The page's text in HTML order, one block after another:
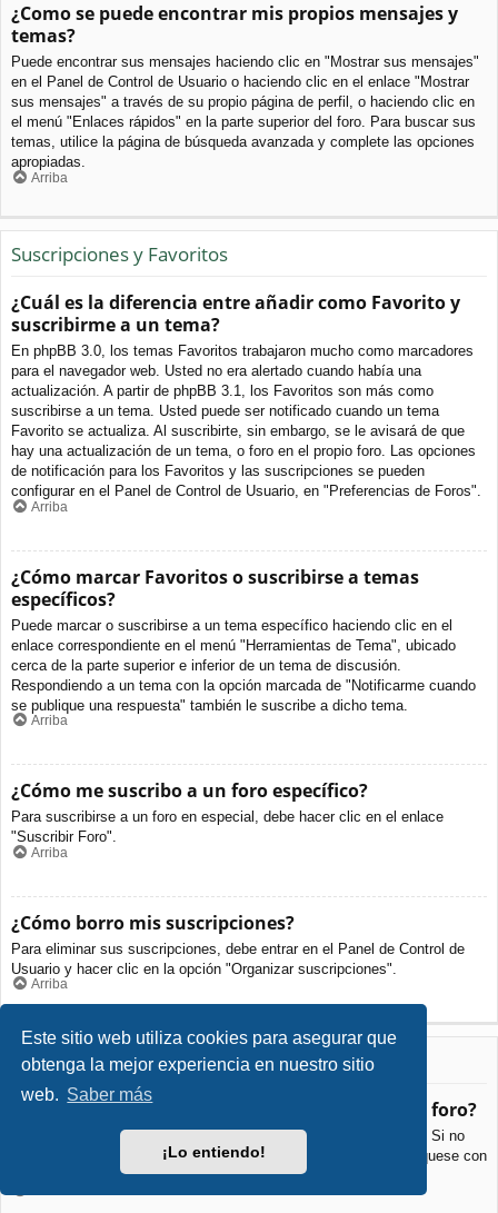
Este sitio web utiliza cookies para asegurar que
obtenga la mejor experiencia en nuestro sitio
web. Saber más
¡Lo entiendo!
¿Como se puede encontrar mis propios mensajes y
temas?
Puede encontrar sus mensajes haciendo clic en "Mostrar sus mensajes"
en el Panel de Control de Usuario o haciendo clic en el enlace "Mostrar
sus mensajes" a través de su propio página de perfil, o haciendo clic en
el menú "Enlaces rápidos" en la parte superior del foro. Para buscar sus
temas, utilice la página de búsqueda avanzada y complete las opciones
apropiadas.
Arriba
Suscripciones y Favoritos
¿Cuál es la diferencia entre añadir como Favorito y
suscribirme a un tema?
En phpBB 3.0, los temas Favoritos trabajaron mucho como marcadores
para el navegador web. Usted no era alertado cuando había una
actualización. A partir de phpBB 3.1, los Favoritos son más como
suscribirse a un tema. Usted puede ser notificado cuando un tema
Favorito se actualiza. Al suscribirte, sin embargo, se le avisará de que
hay una actualización de un tema, o foro en el propio foro. Las opciones
de notificación para los Favoritos y las suscripciones se pueden
configurar en el Panel de Control de Usuario, en "Preferencias de Foros".
Arriba
¿Cómo marcar Favoritos o suscribirse a temas
específicos?
Puede marcar o suscribirse a un tema específico haciendo clic en el
enlace correspondiente en el menú "Herramientas de Tema", ubicado
cerca de la parte superior e inferior de un tema de discusión.
Respondiendo a un tema con la opción marcada de "Notificarme cuando
se publique una respuesta" también le suscribe a dicho tema.
Arriba
¿Cómo me suscribo a un foro específico?
Para suscribirse a un foro en especial, debe hacer clic en el enlace
"Suscribir Foro".
Arriba
¿Cómo borro mis suscripciones?
Para eliminar sus suscripciones, debe entrar en el Panel de Control de
Usuario y hacer clic en la opción "Organizar suscripciones".
Arriba
Archivos Adjuntos
¿Qué archivos adjuntos son permitidos en este foro?
Cada foro puede permitir o no ciertos tipos de archivos adjuntos. Si no
está seguro de que tipos de archivos se pueden cargar, comuníquese con
La Administración para obtener más información.